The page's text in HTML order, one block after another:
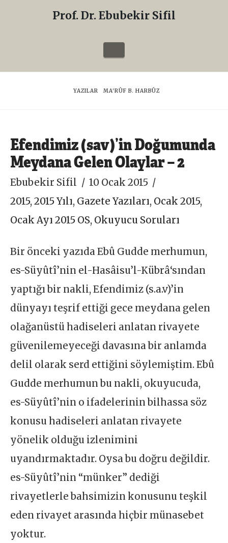
Sifil
Prof. Dr. Ebubekir Sifil
Navigation
HOME
YAZILAR MA'RÛF B. HARBÛZ
Efendimiz (sav)’in Doğumunda
Meydana Gelen Olaylar – 2
Ebubekir Sifil
10 Ocak 2015
2015,2015 Yılı, Gazete Yazıları, Ocak 2015,
Ocak Ayı 2015 OS, Okuyucu Soruları
Bir önceki yazıda Ebû Gudde merhumun,
es-Süyûtî’nin el-Hasâisu’l-Kübrâ‘sından
yaptığı bir nakli, Efendimiz (s.a.v)’in
dünyayı teşrif ettiği gece meydana gelen
olağanüstü hadiseleri anlatan rivayete
güvenilemeyeceği davasına bir anlamda
delil olarak serd ettiğini söylemiştim. Ebû
Gudde merhumun bu nakli, okuyucuda,
es-Süyûtî’nin o ifadelerinin bilhassa söz
konusu hadiseleri anlatan rivayete
yönelik olduğu izlenimini
uyandırmaktadır. Oysa bu doğru değildir.
es-Süyûtî’nin “münker” dediği
rivayetlerle bahsimizin konusunu teşkil
eden rivayet arasında hiçbir münasebet
yoktur.